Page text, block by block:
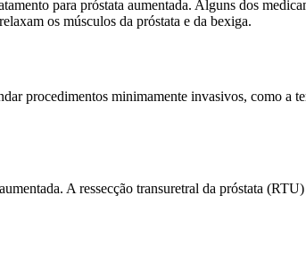
para próstata aumentada. Alguns dos
os músculos da próstata e da bexiga.
procedimentos minimamente invasivos, como
A ressecção transuretral da próstata